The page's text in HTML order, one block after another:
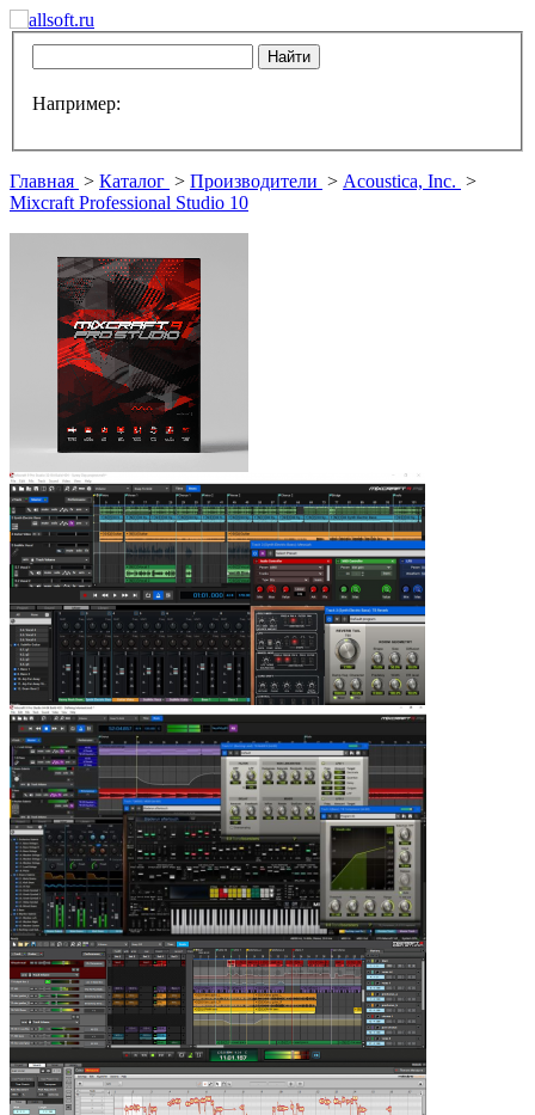
Например:
Главная > Каталог > Производители > Acoustica, Inc. >
Mixcraft Professional Studio 10